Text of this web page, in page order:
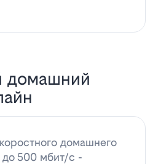
домашний
домашнего
до 500 мбит/с -